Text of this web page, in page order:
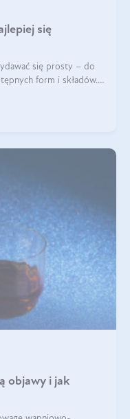
się
się prosty – do
form i składów.
objawy i jak